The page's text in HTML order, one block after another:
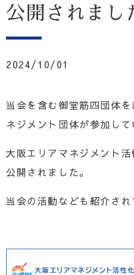
公開されまし
2024/10/01
当会を含む御堂筋四団体
ネジメント団体が参加して
大阪エリアマネジメント
公開されました。
当会の活動なども紹介され